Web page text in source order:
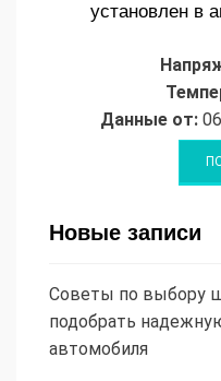
установлен в
Данные от:
Новые записи
Советы по выбору
подобрать
автомобиля